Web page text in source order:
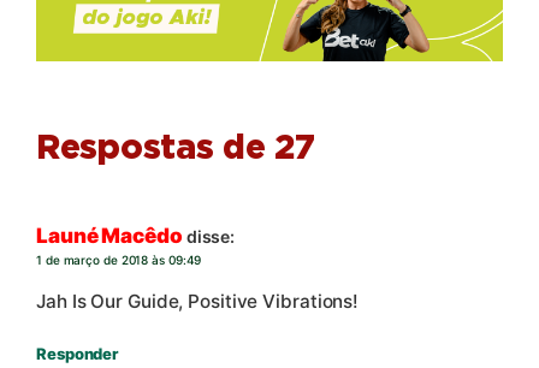
Respostas de 27
Launé Macêdo disse:
1 de março de 2018 às 09:49
Jah Is Our Guide, Positive Vibrations!
Responder